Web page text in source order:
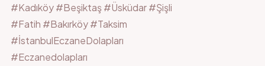
#Kadıköy #Beşiktaş #Üsküdar #Şişli
#Fatih #Bakırköy #Taksim
#İstanbulEczaneDolapları
#Eczanedolapları